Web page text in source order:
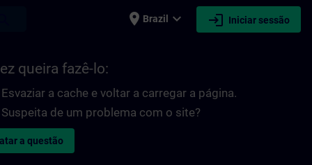
place Brazil expand_more login Iniciar sessão
queira fazê-lo:
Esvaziar a cache e voltar a carregar a página.
Suspeita de um problema com o site?
a questão